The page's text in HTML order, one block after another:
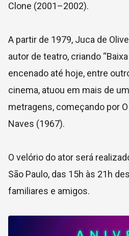
Clone (2001–2002).
A partir de 1979, Juca de
autor de teatro, criando
encenado até hoje, entre
cinema, atuou em mais de
metragens, começando por
Naves (1967).
O velório do ator será
São Paulo, das 15h às 21h
familiares e amigos.